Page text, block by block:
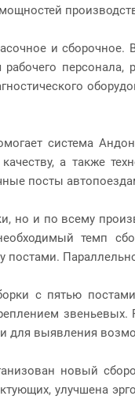
и
рабочего
система
а также
посты
но и по всему
темп
с пятью
для выявления
новый
улучшена